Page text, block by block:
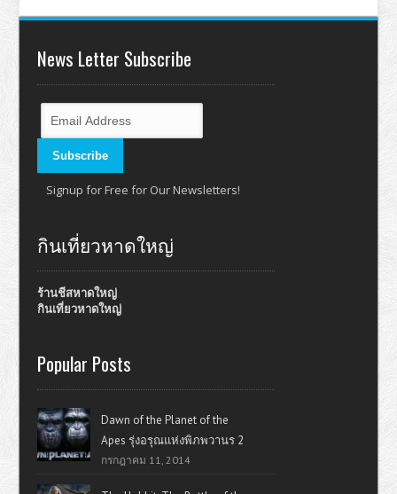
News Letter Subscribe
Signup for Free for Our Newsletters!
กินเที่ยวหาดใหญ่
ร้านชีสหาดใหญ่
กินเที่ยวหาดใหญ่
Popular Posts
Dawn of the Planet of the
Apes รุ่งอรุณแห่งพิภพวานร 2
กรกฎาคม 11, 2014